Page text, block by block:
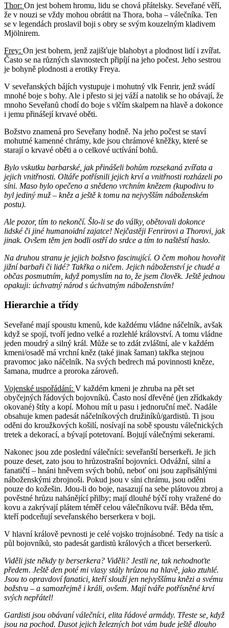
Thor: On jest bohem hromu, lidu se chová přátelsky. Seveřané věří,
že v nouzi se vždy mohou obrátit na Thora, boha – válečníka. Ten
se v legendách proslavil boji s obry se svým kouzelným kladivem
Mjölnirem.
Frey: On jest bohem, jenž zajišťuje blahobyt a plodnost lidí i zvířat.
Často se na různých slavnostech připíjí na jeho počest. Jeho sestrou
je bohyně plodnosti a erotiky Freya.
V seveřanských bájích vystupuje i mohutný vlk Fenrir, jenž svádí
mnohé boje s bohy. Ale i přesto si jej váží a natolik se ho obávají, že
mnoho Seveřanů chodí do boje s vlčím skalpem na hlavě a dokonce
i jemu přinášejí krvavé oběti.
Božstvo znamená pro Seveřany hodně. Na jeho počest se staví
mohutné kamenné chrámy, kde jsou chrámové kněžky, které se
starají o krvavé oběti a o celkové uctívání bohů.
Bylo vskutku barbarské, jak přinášeli bohům rozsekaná zvířata a
jejich vnitřnosti. Oltáře potřísnili jejich krví a vnitřnosti rozházeli po
síni. Maso bylo opečeno a snědeno vrchním knězem (kupodivu to
byl jediný muž – kněz a ještě k tomu na nejvyšším náboženském
postu).
Ale pozor, tím to nekončí. Šlo-li se do války, obětovali dokonce
lidské či jiné humanoidní zajatce! Nejčastěji Fenrirovi a Thorovi, jak
jinak. Ovšem těm jen bodli ostří do srdce a tím to naštěstí haslo.
Na druhou stranu je jejich božstvo fascinující. O čem mohou hovořit
jižní barbaři či lidé? Takřka o ničem. Jejich náboženství je chudé a
občas posmutním, když pomyslím na to, že jsem člověk. Ještě jednou
opakuji: úchvatný národ s úchvatným náboženstvím!
Hierarchie a třídy
Seveřané mají spoustu kmenů, kde každému vládne náčelník, avšak
když se spojí, tvoří jedno velké a rozlehlé království. A tomu vládne
jeden moudrý a silný král. Může se to zdát zvláštní, ale v každém
kmeni/osadě má vrchní kněz (také jinak šaman) takřka stejnou
pravomoc jako náčelník. Na svých bedrech má povinnosti kněze,
šamana, mudrce a proroka zároveň.
Vojenské uspořádání: V každém kmeni je zhruba na pět set
obyčejných řádových bojovníků. Často nosí dřevěné (jen zřídkakdy
okované) štíty a kopí. Mohou mít u pasu i jednoruční meč. Nadále
obsahuje kmen padesát náčelníkových družiníků/gardistů. Ti jsou
oděni do kroužkových košilí, nosívají na sobě spoustu válečnických
tretek a dekorací, a bývají potetovaní. Bojují válečnými sekerami.
Nakonec jsou zde poslední válečníci: seveřanští berserkeři. Je jich
pouze deset, zato jsou to hrůzostrašní bojovníci. Odvážní, silní a
fanatičtí – hnáni hněvem svých bohů, neboť oni jsou zapřisáhlými
náboženskými zbrojnoši. Pokud jsou v síni chrámu, jsou oděni
pouze do kožešin. Jdou-li do boje, nasazují na sebe plátovou zbroj a
pověstné hrůzu nahánějící přilby; mají dlouhé býčí rohy vražené do
kovu a zakrývají plátem téměř celou válečníkovu tvář. Běda těm,
kteří podceňují seveřanského berserkera v boji.
V hlavní králově pevnosti je celé vojsko trojnásobné. Tedy na tisíc a
půl bojovníků, sto padesát gardistů králových a třicet berserkerů.
Viděli jste někdy ty berserkera? Viděli? Jestli ne, tak nehodnoťte
předem. Ještě den poté mi vlasy stály hrůzou na hlavě, jako ztuhlé.
Jsou to opravdoví fanatici, kteří slouží jen nejvyššímu knězi a svému
božstvu – a samozřejmě i králi, ovšem. Mají tváře potřísněné krví
svých nepřátel!
Gardisti jsou obávaní válečníci, elita řádové armády. Třeste se, když
jsou na pochod. Dusot jejich železných bot vám bude ještě dlouho